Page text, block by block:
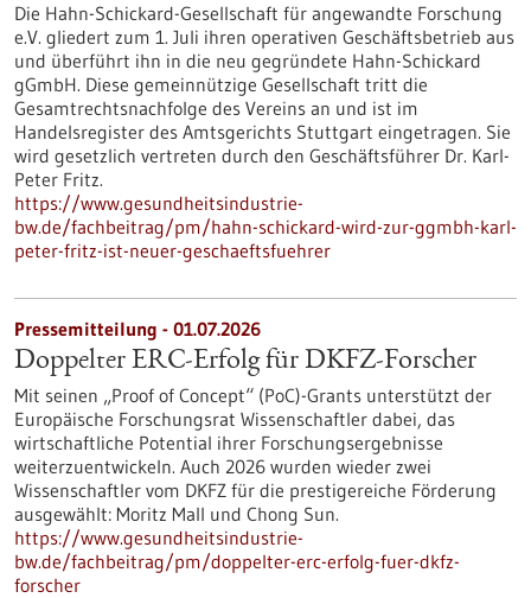
Die Hahn-Schickard-Gesellschaft für angewandte Forschung
e.V. gliedert zum 1. Juli ihren operativen Geschäftsbetrieb aus
und überführt ihn in die neu gegründete Hahn-Schickard
gGmbH. Diese gemeinnützige Gesellschaft tritt die
Gesamtrechtsnachfolge des Vereins an und ist im
Handelsregister des Amtsgerichts Stuttgart eingetragen. Sie
wird gesetzlich vertreten durch den Geschäftsführer Dr. Karl-
Peter Fritz.
https://www.gesundheitsindustrie-
bw.de/fachbeitrag/pm/hahn-schickard-wird-zur-ggmbh-karl-
peter-fritz-ist-neuer-geschaeftsfuehrer
Pressemitteilung - 01.07.2026
Doppelter ERC-Erfolg für DKFZ-Forscher
Mit seinen „Proof of Concept“ (PoC)-Grants unterstützt der
Europäische Forschungsrat Wissenschaftler dabei, das
wirtschaftliche Potential ihrer Forschungsergebnisse
weiterzuentwickeln. Auch 2026 wurden wieder zwei
Wissenschaftler vom DKFZ für die prestigereiche Förderung
ausgewählt: Moritz Mall und Chong Sun.
https://www.gesundheitsindustrie-
bw.de/fachbeitrag/pm/doppelter-erc-erfolg-fuer-dkfz-
forscher